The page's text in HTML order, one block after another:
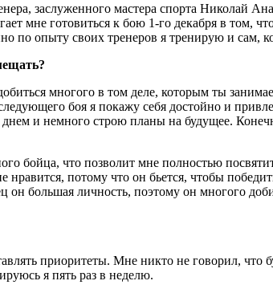
заслуженного мастера спорта Николай
мне готовиться к бою 1-го декабря в том,
по опыту своих тренеров я тренирую и сам,
многого в том деле, которым ты
боя я покажу себя достойно и
и немного строю планы на будущее.
бойца, что позволит мне полностью
потому что он бьется, чтобы
большая личность, поэтому он многого
приоритеты. Мне никто не говорил,
я пять раз в неделю.